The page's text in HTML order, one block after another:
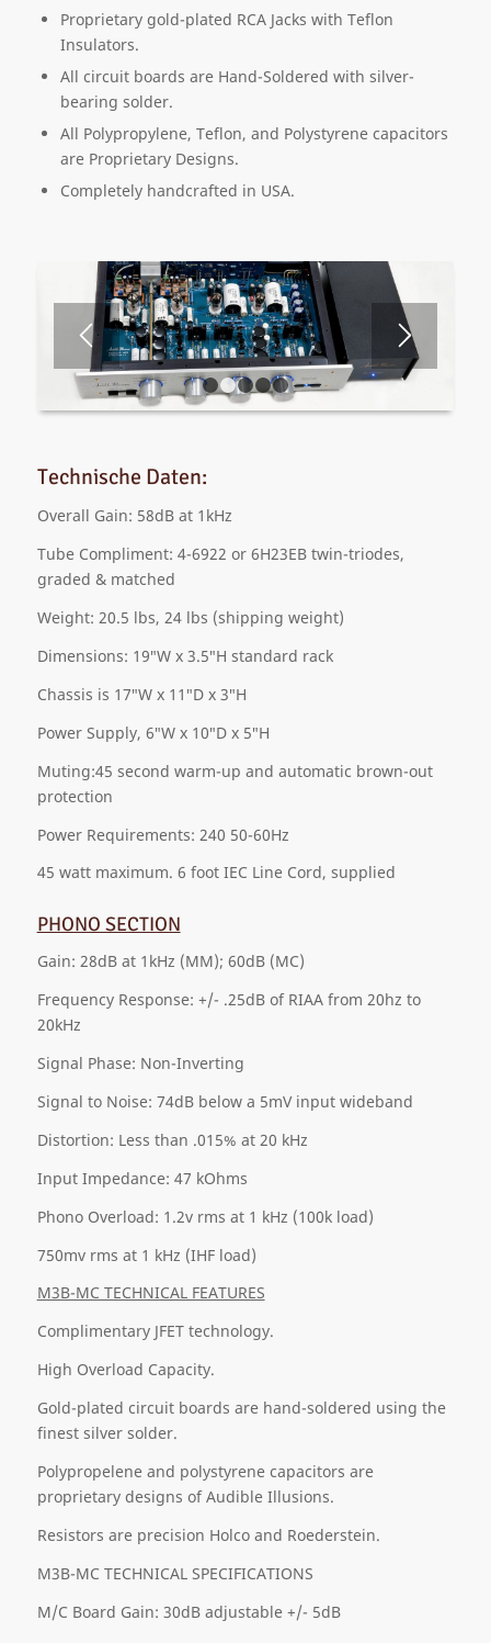
Proprietary gold-plated RCA Jacks with Teflon
Insulators.
All circuit boards are Hand-Soldered with silver-
bearing solder.
All Polypropylene, Teflon, and Polystyrene capacitors
are Proprietary Designs.
Completely handcrafted in USA.
1 2
Technische Daten:
Overall Gain: 58dB at 1kHz
Tube Compliment: 4-6922 or 6H23EB twin-triodes,
graded & matched
Weight: 20.5 lbs, 24 lbs (shipping weight)
Dimensions: 19″W x 3.5″H standard rack
Chassis is 17″W x 11″D x 3″H
Power Supply, 6″W x 10″D x 5″H
Muting:45 second warm-up and automatic brown-out
protection
Power Requirements: 240 50-60Hz
45 watt maximum. 6 foot IEC Line Cord, supplied
PHONO SECTION
Gain: 28dB at 1kHz (MM); 60dB (MC)
Frequency Response: +/- .25dB of RIAA from 20hz to
20kHz
Signal Phase: Non-Inverting
Signal to Noise: 74dB below a 5mV input wideband
Distortion: Less than .015% at 20 kHz
Input Impedance: 47 kOhms
Phono Overload: 1.2v rms at 1 kHz (100k load)
750mv rms at 1 kHz (IHF load)
M3B-MC TECHNICAL FEATURES
Complimentary JFET technology.
High Overload Capacity.
Gold-plated circuit boards are hand-soldered using the
finest silver solder.
Polypropelene and polystyrene capacitors are
proprietary designs of Audible Illusions.
Resistors are precision Holco and Roederstein.
M3B-MC TECHNICAL SPECIFICATIONS
M/C Board Gain: 30dB adjustable +/- 5dB